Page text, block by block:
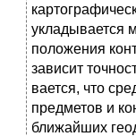
укладывается
положения
зависит
вается, что
предметов и
ближайших